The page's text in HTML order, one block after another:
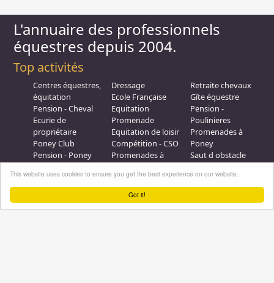
Got it!
This website uses cookies to ensure you get the best experience on our website.
L'annuaire des professionnels
équestres depuis 2004.
Top activités
Centres équestres,
équitation
Pension - Cheval
Ecurie de
propriétaire
Poney Club
Pension - Poney
Débourrage
Elevage
Dressage
Ecole Française
Equitation
Promenade
Equitation de loisir
Compétition - CSO
Promenades à
Cheval
Galops - Equitation
Retraite chevaux
Gîte équestre
Pension -
Poulinieres
Promenades à
Poney
Saut d obstacle
Relais étape
Plus d'infos
Professionnel équestre, Inscrivez-vous !